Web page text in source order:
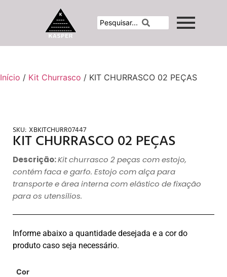
Início / Kit Churrasco / KIT CHURRASCO 02 PEÇAS
SKU: XBKITCHURR07447
KIT CHURRASCO 02 PEÇAS
Descrição:Kit churrasco 2 peças com estojo,
contém faca e garfo. Estojo com alça para
transporte e área interna com elástico de fixação
para os utensílios.
Informe abaixo a quantidade desejada e a cor do
produto caso seja necessário.
Cor